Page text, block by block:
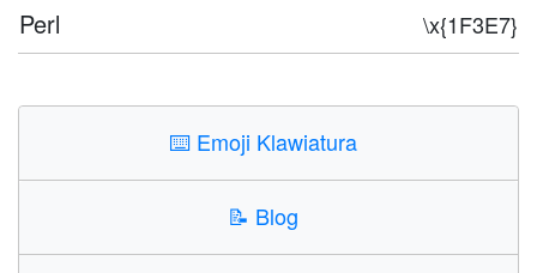
Perl \x{1F3E7}
⌨️ Emoji Klawiatura
📝 Blog